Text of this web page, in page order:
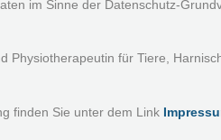
im Sinne der Datenschutz-
Physiotherapeutin für Tiere,
finden Sie unter dem Link